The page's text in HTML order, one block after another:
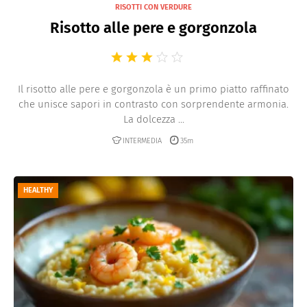
RISOTTI CON VERDURE
Risotto alle pere e gorgonzola
Il risotto alle pere e gorgonzola è un primo piatto raffinato
che unisce sapori in contrasto con sorprendente armonia.
La dolcezza ...
INTERMEDIA 35m
HEALTHY